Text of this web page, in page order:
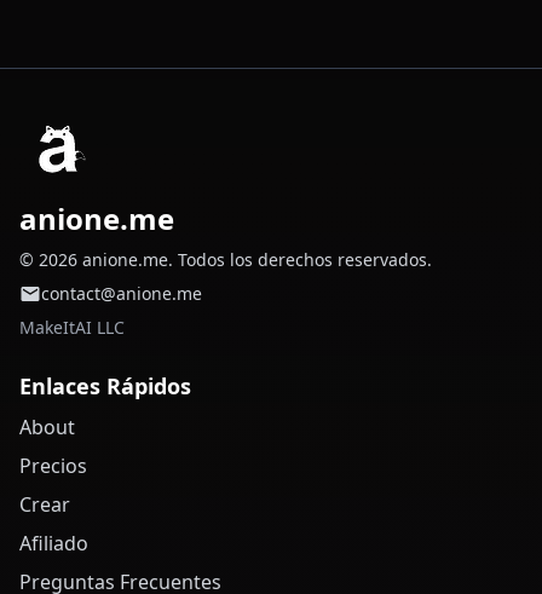
anione.me
© 2026 anione.me. Todos los derechos reservados.
contact@anione.me
MakeItAI LLC
Enlaces Rápidos
About
Precios
Crear
Afiliado
Preguntas Frecuentes